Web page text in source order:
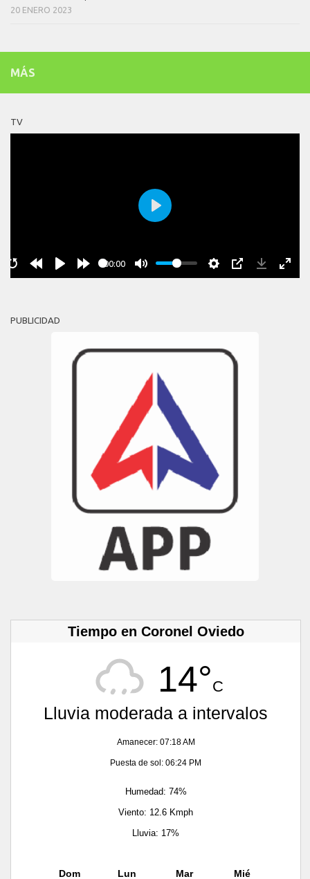
20 ENERO 2023
MÁS
TV
00:00
Play
PUBLICIDAD
Tiempo en Coronel Oviedo
14°C
Lluvia moderada a intervalos
Amanecer: 07:18 AM
Puesta de sol: 06:24 PM
Humedad: 74%
Viento: 12.6 Kmph
Lluvia: 17%
Dom Lun Mar Mié